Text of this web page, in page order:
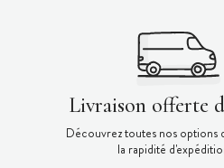
Livraison offerte
Découvrez toutes nos options
la rapidité